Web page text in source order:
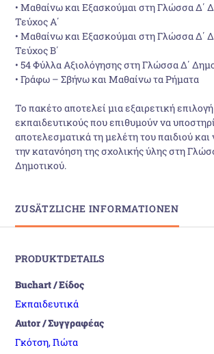
• Μαθαίνω και Εξασκούμαι στη Γλώσσα Δ΄
Τεύχος Α΄
• Μαθαίνω και Εξασκούμαι στη Γλώσσα Δ΄
Τεύχος Β΄
• 54 Φύλλα Αξιολόγησης στη Γλώσσα Δ΄
• Γράφω – Σβήνω και Μαθαίνω τα Ρήματα
Το πακέτο αποτελεί μια εξαιρετική επιλογή
εκπαιδευτικούς που επιθυμούν να
αποτελεσματικά τη μελέτη του παιδιού
την κατανόηση της σχολικής ύλης στη
Δημοτικού.
ZUSÄTZLICHE INFORMATIONEN
PRODUKTDETAILS
Buchart / Είδος
Εκπαιδευτικά
Autor / Συγγραφέας
Γκότση, Γιώτα